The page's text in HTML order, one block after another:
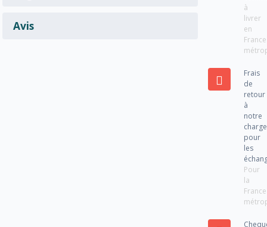
Avis
à
livrer
en
France
Frais
de
retour
à
notre
charge
pour
les
Pour
la
France